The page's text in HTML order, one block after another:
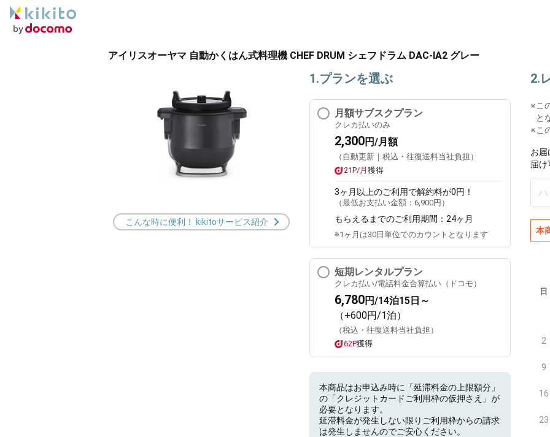
アイリスオーヤマ 自動かくはん式料理機 CHEF DRUM シェフドラム DAC-IA2 グレー
こんな時に便利！ kikitoサービス紹介
1.プランを選ぶ
月額サブスクプラン
クレカ払いのみ
2,300円/月額
（自動更新｜税込・往復送料当社負担）
21P/月 獲得
3ヶ月 以上のご利用で解約料が0円！
（最低お支払い金額： 6,900円 ）
もらえるまでのご利用期間： 24ヶ月
※1ヶ月は30日単位でのカウントとなります
短期レンタルプラン
クレカ払い/電話料金合算払い（ドコモ）
6,780円/14泊15日～
（+600円/1泊）
（税込・往復送料当社負担）
62P獲得
本商品はお申込み時に「延滞料金の上限額分」
の「クレジットカードご利用枠の仮押さえ」が
必要となります。
延滞料金が発生しない限りご利用枠からの請求
は発生しませんのでご安心ください。
2.
※こ
と
※こ
お届
届
本
日
2
9
16
23